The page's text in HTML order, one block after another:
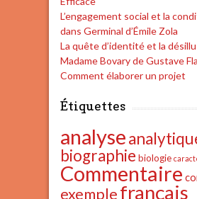
L’engagement social et la
dans Germinal d’Émile Zola
La quête d’identité et la
Madame Bovary de Gustave
Comment élaborer un projet
Étiquettes
analyse
biographie biologie
Commentaire
exemplefrançais